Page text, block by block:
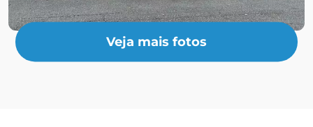
Veja mais fotos